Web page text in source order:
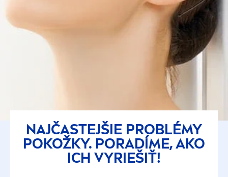
NAJČASTEJŠIE PROBLÉMY
POKOŽKY. PORADÍME, AKO
ICH VYRIEŠIŤ!